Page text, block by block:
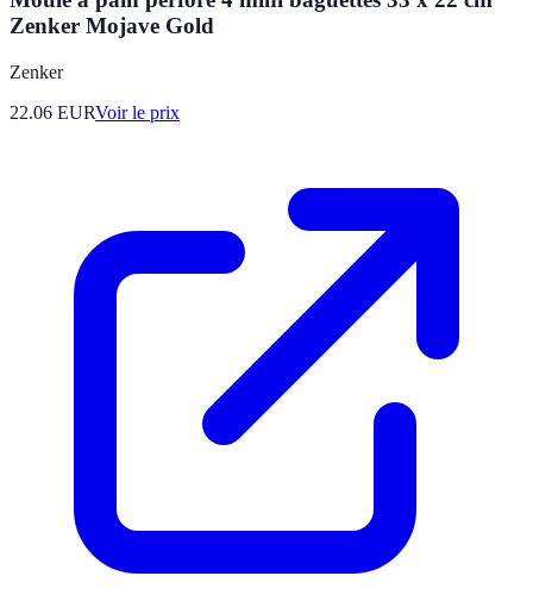
Zenker Mojave Gold
Zenker
22.06 EURVoir le prix